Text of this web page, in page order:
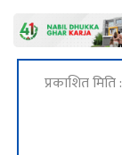
प्रकाशित